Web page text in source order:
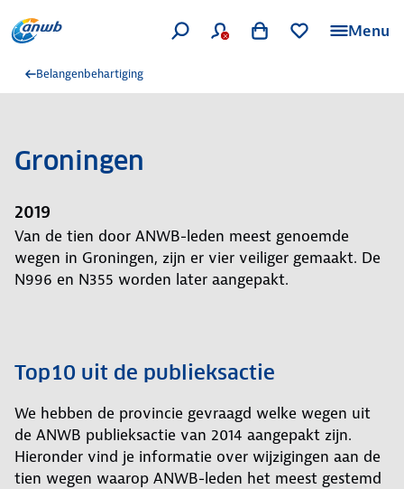
Menu
Belangenbehartiging
Groningen
2019
Van de tien door ANWB-leden meest genoemde
wegen in Groningen, zijn er vier veiliger gemaakt. De
N996 en N355 worden later aangepakt.
Top10 uit de publieksactie
We hebben de provincie gevraagd welke wegen uit
de ANWB publieksactie van 2014 aangepakt zijn.
Hieronder vind je informatie over wijzigingen aan de
tien wegen waarop ANWB-leden het meest gestemd